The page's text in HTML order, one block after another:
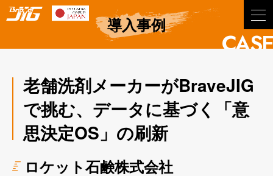
BraveJIG
導入事例
CASE
老舗洗剤メーカーがBraveJIG
で挑む、データに基づく「意
思決定OS」の刷新
ロケット石鹸株式会社